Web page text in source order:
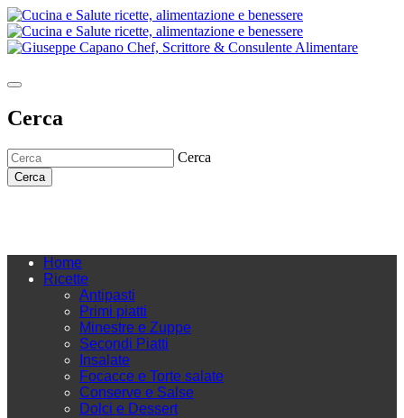
Cerca
Cerca
Cerca
Home
Ricette
Antipasti
Primi piatti
Minestre e Zuppe
Secondi Piatti
Insalate
Focacce e Torte salate
Conserve e Salse
Dolci e Dessert